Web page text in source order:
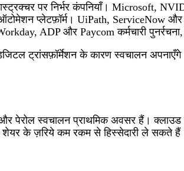
पर निर्भर कंपनियाँ। Microsoft,
प्लेटफ़ॉर्म। UiPath, ServiceNow और
ADP और Paycom कर्मचारी
ट्रांसफ़ॉर्मेशन के कारण स्वचालन
पेरोल स्वचालन प्राथमिक अवसर हैं।
के ज़रिये कम रकम से हिस्सेदारी ले सकते हैं।